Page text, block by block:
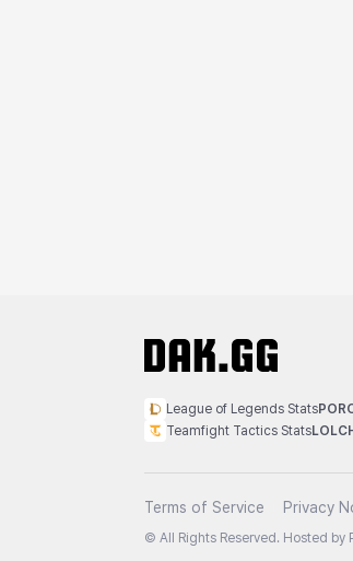
雷妮 马库斯
League of Legends Stats
Teamfight Tactics Stats
Terms of Service Privacy
© All Rights Reserved. Hosted by